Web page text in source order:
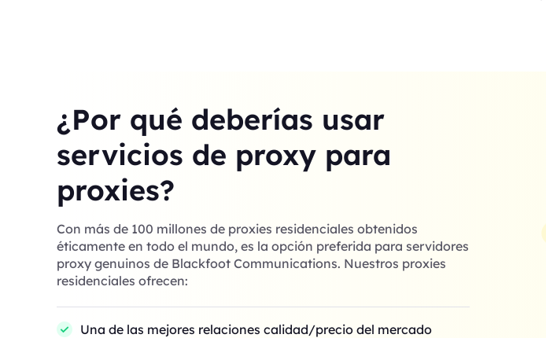
¿Por qué deberías usar
servicios de proxy para
proxies?
Con más de 100 millones de proxies residenciales obtenidos
éticamente en todo el mundo, es la opción preferida para servidores
proxy genuinos de Blackfoot Communications. Nuestros proxies
residenciales ofrecen:
Una de las mejores relaciones calidad/precio del mercado